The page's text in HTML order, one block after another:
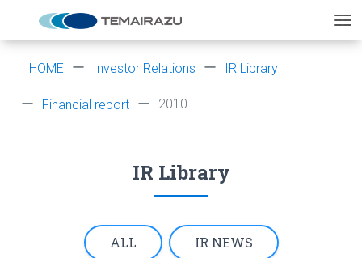
HOME Investor Relations IR Library
Financial report 2010
IR Library
ALL IR NEWS